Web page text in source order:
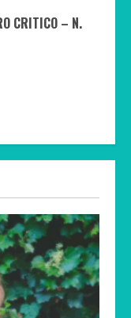
CRITICO – N.